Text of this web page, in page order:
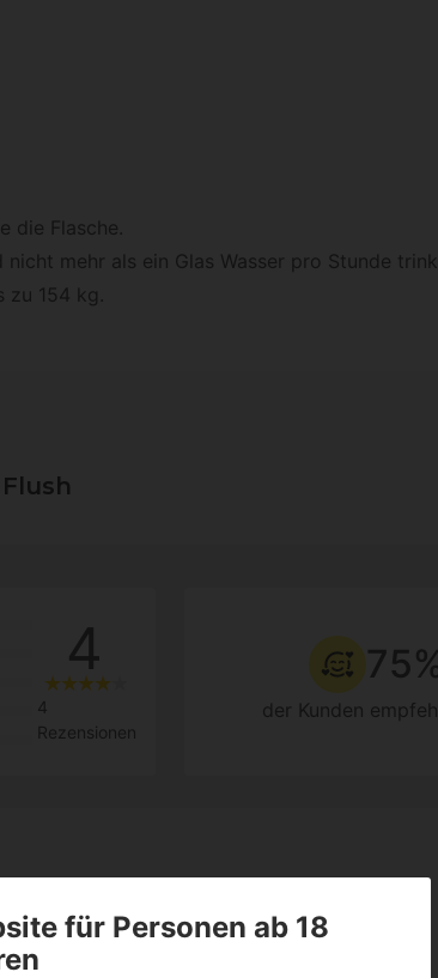
die Flasche.
mehr als ein Glas Wasser pro Stunde
zu 154 kg.
4
4
Rezensionen
der Kunden
Alle Sprachen anzeigen (4)
für Personen ab 18